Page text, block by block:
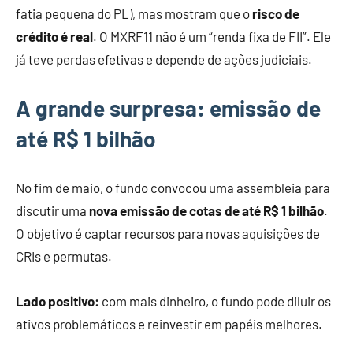
fatia pequena do PL), mas mostram que orisco de
crédito é real. O MXRF11 não é um “renda fixa de FII”. Ele
já teve perdas efetivas e depende de ações judiciais.
A grande surpresa: emissão de
até R$ 1 bilhão
No fim de maio, o fundo convocou uma assembleia para
discutir uma nova emissão de cotas de até R$ 1 bilhão.
O objetivo é captar recursos para novas aquisições de
CRIs e permutas.
Lado positivo: com mais dinheiro, o fundo pode diluir os
ativos problemáticos e reinvestir em papéis melhores.